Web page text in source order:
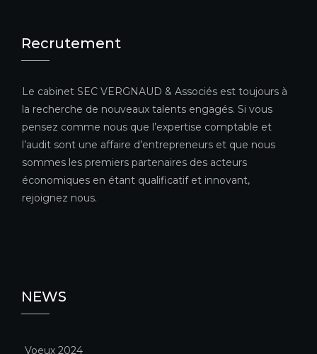
Recrutement
Le cabinet SEC VERGNAUD & Associés est toujours à
la recherche de nouveaux talents engagés. Si vous
pensez comme nous que l’expertise comptable et
l’audit sont une affaire d’entrepreneurs et que nous
sommes les premiers partenaires des acteurs
économiques en étant qualificatif et innovant,
rejoignez nous.
NEWS
Voeux 2024